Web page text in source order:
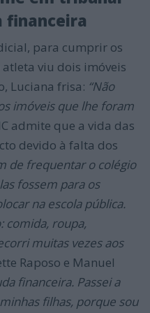
financeira
para cumprir os
viu dois imóveis
Luciana frisa: “Não
imóveis que lhe foram
admite que a vida das
devido à falta dos
de frequentar o colégio
fossem para os
na escola pública.
comida, roupa,
muitas vezes aos
Raposo e Manuel
financeira. Passei a
filhas, porque sou